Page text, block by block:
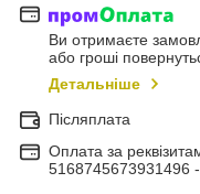
Ви отримаєте
або гроші
Детальніше
Післяплата
Оплата за
5168745673931496